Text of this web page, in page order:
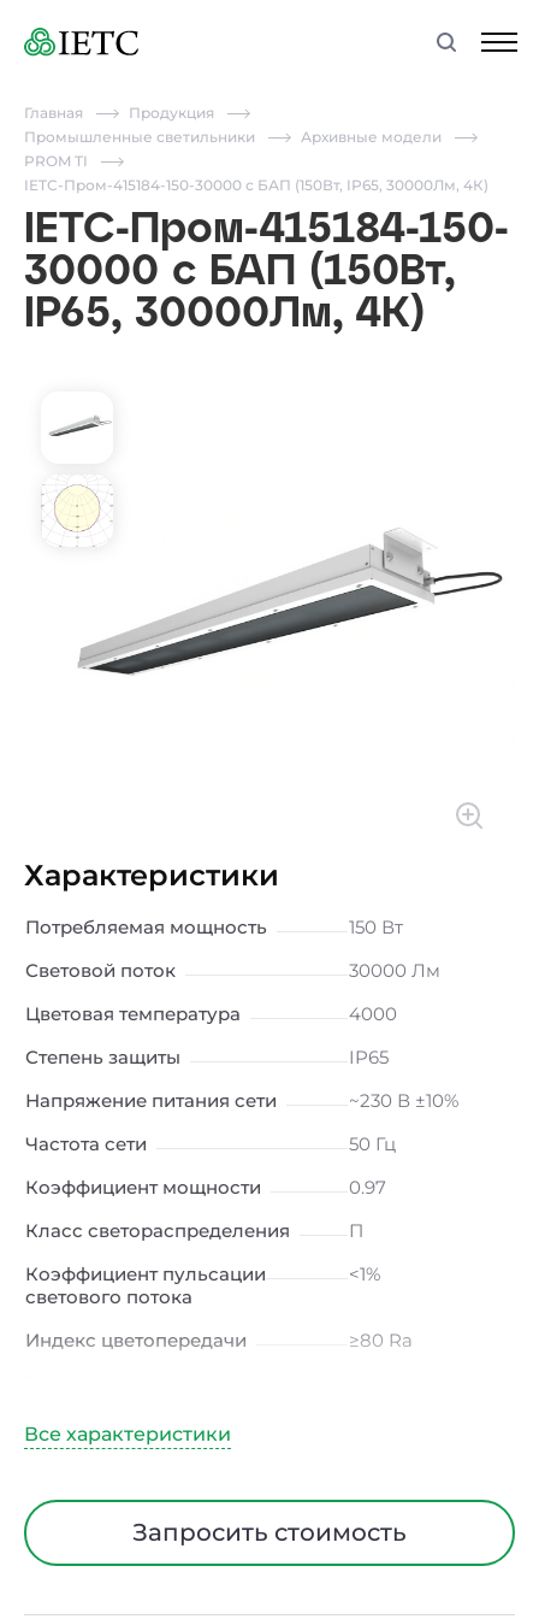
Главная
Продукция
Промышленные светильники
Архивные модели
PROM TI
IETC-Пром-415184-150-30000 с БАП (150Вт, IP65, 30000Лм, 4К)
IETC-Пром-415184-150-
30000 с БАП (150Вт,
IP65, 30000Лм, 4К)
Характеристики
Потребляемая мощность
150 Вт
Световой поток
30000 Лм
Цветовая температура
4000
Степень защиты
IP65
Напряжение питания сети
~230 В ±10%
Частота сети
50 Гц
Коэффициент мощности
0.97
Класс светораспределения
П
Коэффициент пульсации
светового потока
<1%
Индекс цветопередачи
≥80 Ra
Угол рассеивания
Диапазон рабочих
температурЗапросить стоимость